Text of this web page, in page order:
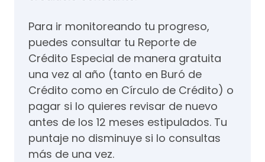
Para ir monitoreando tu progreso,
puedes consultar tu Reporte de
Crédito Especial de manera gratuita
una vez al año (tanto en Buró de
Crédito como en Círculo de Crédito) o
pagar si lo quieres revisar de nuevo
antes de los 12 meses estipulados. Tu
puntaje no disminuye si lo consultas
más de una vez.